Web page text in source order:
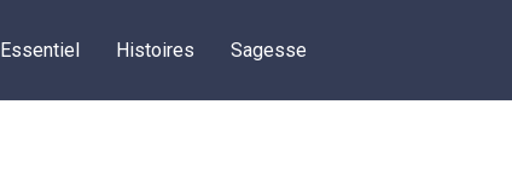
Essentiel Histoires Sagesse